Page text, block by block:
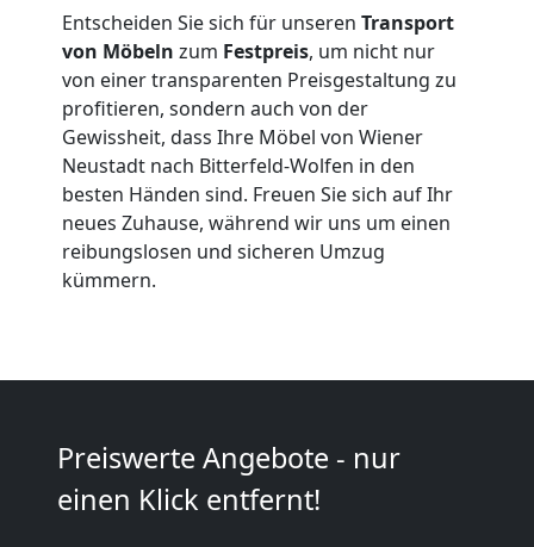
Entscheiden Sie sich für unseren Transport
von Möbeln zum Festpreis, um nicht nur
von einer transparenten Preisgestaltung zu
profitieren, sondern auch von der
Gewissheit, dass Ihre Möbel von Wiener
Neustadt nach Bitterfeld-Wolfen in den
besten Händen sind. Freuen Sie sich auf Ihr
neues Zuhause, während wir uns um einen
reibungslosen und sicheren Umzug
kümmern.
Preiswerte Angebote - nur
einen Klick entfernt!
Expressumzug
Wiener
Neustadt
Tragehilfe
Neustadt
Kleiner